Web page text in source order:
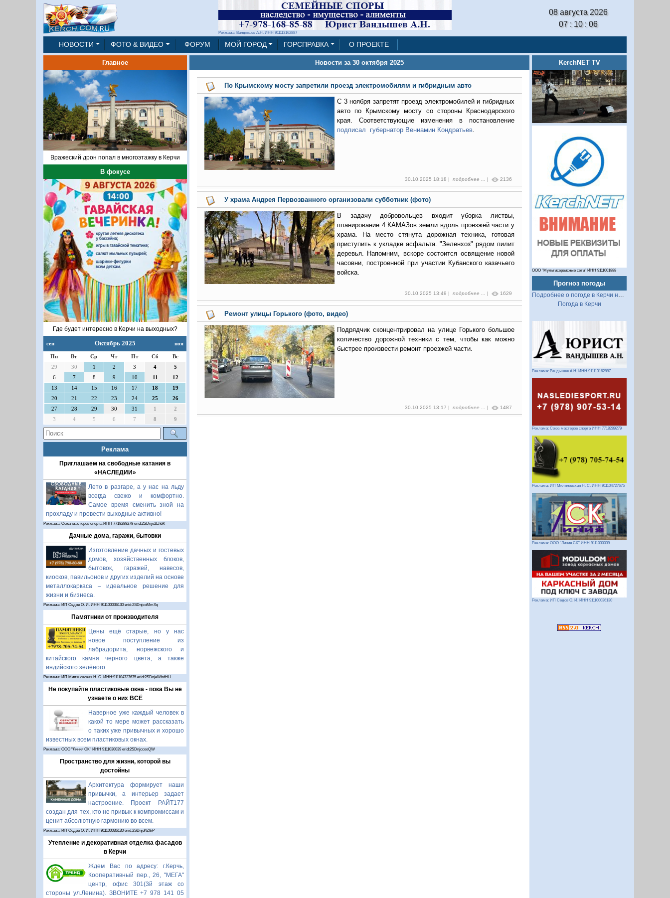
Реклама: Вандышев А.Н. ИНН 911113162887
08 августа 2026
07 : 10 : 07
НОВОСТИ ФОТО & ВИДЕО ФОРУМ МОЙ ГОРОД ГОРСПРАВКА О ПРОЕКТЕ
Главное
Вражеский дрон попал в многоэтажку в Керчи
В фокусе
Где будет интересно в Керчи на выходных?
сен Октябрь 2025 ноя
Пн Вт Ср Чт Пт Сб
Вс
29
30 1 2 3 4
5
6
7 8 9 10 11
12
13
14 15 16 17 18
19
20
21 22 23 24 25
26
27
28 29 30 31 1
2
3
4 5 6 7 8 9
Реклама
Приглашаем на свободные катания в
«НАСЛЕДИИ»
Лето в разгаре, а у нас на льду
всегда свежо и комфортно.
Самое время сменить зной на
прохладу и провести выходные активно!
Реклама: Союз мастеров спорта ИНН 7718289279 erid:2SDnje2Eh6K
Дачные дома, гаражи, бытовки
Изготовление дачных и гостевых
домов, хозяйственных блоков,
бытовок, гаражей, навесов,
киосков, павильонов и других изделий на основе
металлокаркаса – идеальное решение для
жизни и бизнеса.
Реклама: ИП Седов О. И. ИНН 911100036130 erid:2SDnjcoMmXq
Памятники от производителя
Цены ещё старые, но у нас
новое поступление из
лабрадорита, норвежского и
китайского камня черного цвета, а также
индийского зелёного.
Реклама: ИП Миляновская Н. С. ИНН:911104727675 erid:2SDnjeWbdHU
Не покупайте пластиковые окна - пока Вы не
узнаете о них ВСЁ
Наверное уже каждый человек в
какой то мере может рассказать
о таких уже привычных и хорошо
известных всем пластиковых окнах.
Реклама: ООО "Линия СК" ИНН 9111030039 erid:2SDnjccooQW
Пространство для жизни, которой вы
достойны
Архитектура формирует наши
привычки, а интерьер задает
настроение. Проект РАЙТ177
создан для тех, кто не привык к компромиссам и
ценит абсолютную гармонию во всем.
Реклама: ИП Седов О. И. ИНН 911100036130 erid:2SDnjd4Z8iP
Утепление и декоративная отделка фасадов
в Керчи
Ждем Вас по адресу: г.Керчь,
Кооперативный пер., 26, "МЕГА"
центр, офис 301(3й этаж со
стороны ул.Ленина). ЗВОНИТЕ +7 978 141 05
Новости за 30 октября 2025
По Крымскому мосту запретили проезд электромобилям и гибридным авто
С 3 ноября запретят проезд электромобилей и гибридных
авто по Крымскому мосту со стороны Краснодарского
края. Соответствующие изменения в постановление
подписал губернатор Вениамин Кондратьев.
30.10.2025 18:18 | подробнее ... | 2136
У храма Андрея Первозванного организовали субботник (фото)
В задачу добровольцев входит уборка листвы,
планирование 4 КАМАЗов земли вдоль проезжей части у
храма. На место стянута дорожная техника, готовая
приступить к укладке асфальта. "Зеленхоз" рядом пилит
деревья. Напомним, вскоре состоится освящение новой
часовни, построенной при участии Кубанского казачьего
войска.
30.10.2025 13:49 | подробнее ... | 1629
Ремонт улицы Горького (фото, видео)
Подрядчик сконцентрировал на улице Горького большое
количество дорожной техники с тем, чтобы как можно
быстрее произвести ремонт проезжей части.
30.10.2025 13:17 | подробнее ... | 1487
KerchNET TV
ООО "Мультисервисные сети" ИНН 9111001888
Прогноз погоды
Подробнее о погоде в Керчи на 2 недели
Погода в Керчи
Реклама: Вандышев А.Н. ИНН 911113162887
Реклама: Союз мастеров спорта ИНН 7718289279
Реклама: ИП Миляновская Н. С. ИНН 911104727675
Реклама: ООО "Линия СК" ИНН 9111030039
Реклама: ИП Седов О. И. ИНН 911100036130